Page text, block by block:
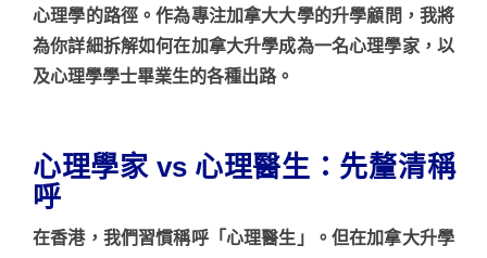
心理學的路徑。作為專注加拿大大學的升學顧問 ，我將
為你詳細拆解如何在加拿大升學成為一名心理學家，以
及心理學學士畢業生的各種出路。
心理學家 vs 心理醫生：先釐清稱
呼
在香港，我們習慣稱呼「心理醫生」。但在加拿大升學